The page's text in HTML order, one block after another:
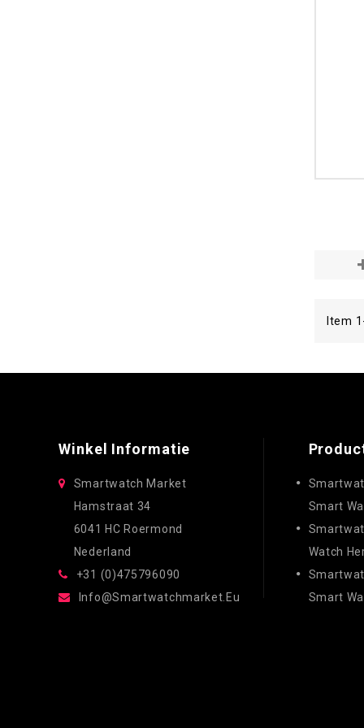
Item
Winkel Informatie
Smartwatch Market
Hamstraat 34
6041 HC Roermond
Nederland
+31 (0)475796090
Info@smartwatchmarket.eu
Smart
Watch
Smart